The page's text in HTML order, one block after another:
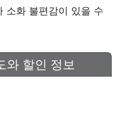
소화 불편감이 있을 수
와 할인 정보